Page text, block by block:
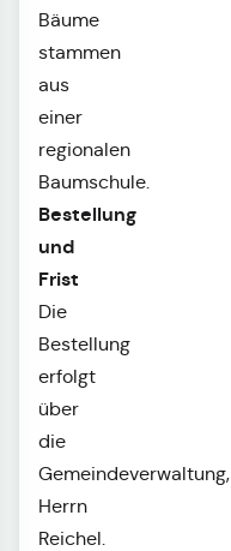
Bäume
stammen
aus
einer
regionalen
Baumschule.
Bestellung
und
Frist
Die
Bestellung
erfolgt
über
die
Gemeindeverwaltung,
Herrn
Reichel.